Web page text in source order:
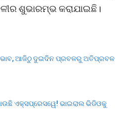
ଶୁଭାରମ୍ଭ କରାଯାଇଛି।
ଆଜିଠୁ ଦୁଇଦିନ ପ୍ରବଳରୁ ଅତିପ୍ରବଳ
ଏକ୍ସପ୍ରେସୱେ! ଭାଇରାଲ ଭିଡିଓକୁ